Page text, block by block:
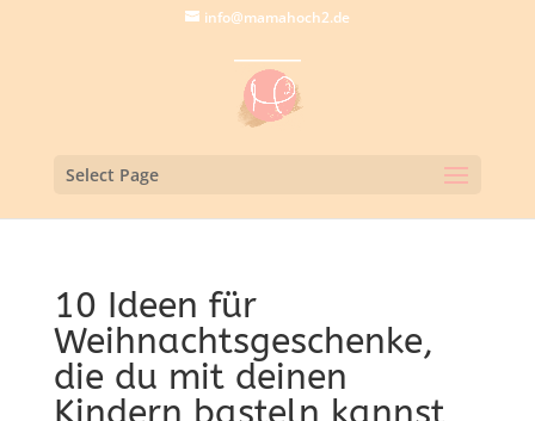
info@mamahoch2.de
Select Page
10 Ideen für
Weihnachtsgeschenke,
die du mit deinen